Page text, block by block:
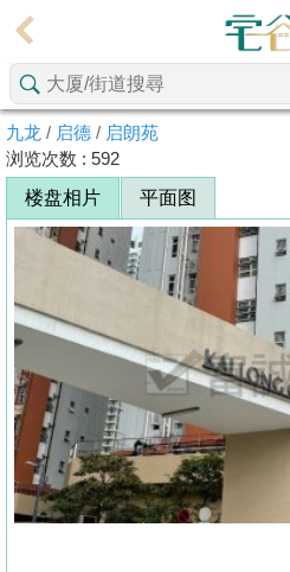
理
主
页
搵
楼/
成
业
放
盘
宅
谷
按
九龙 / 启德 / 启朗苑
浏览次数 : 592
楼盘相片
平面图